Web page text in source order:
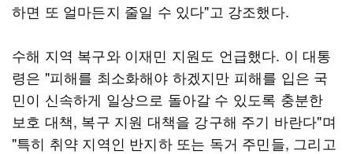
하면 또 얼마든지 줄일 수 있다"고 강조했다.
수해 지역 복구와 이재민 지원도 언급했다. 이 대통
령은 "피해를 최소화해야 하겠지만 피해를 입은 국
민이 신속하게 일상으로 돌아갈 수 있도록 충분한
보호 대책, 복구 지원 대책을 강구해 주기 바란다"며
"특히 취약 지역인 반지하 또는 독거 주민들, 그리고